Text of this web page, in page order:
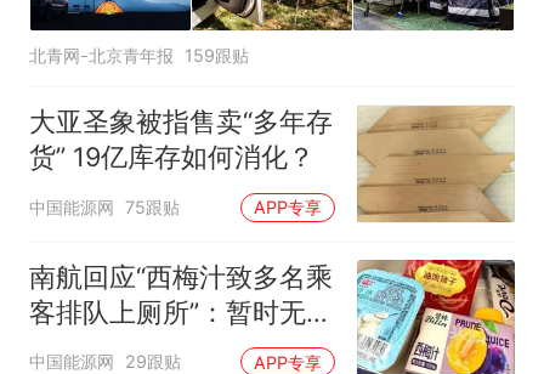
北青网-北京青年报 159跟贴
大亚圣象被指售卖“多年存
货” 19亿库存如何消化？
中国能源网 75跟贴 APP专享
南航回应“西梅汁致多名乘
客排队上厕所”：暂时无法
核查是否发放西梅汁
中国能源网 29跟贴 APP专享